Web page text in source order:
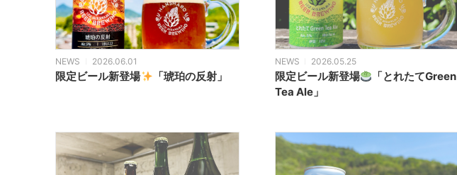
NEWS 2026.06.01
限定ビール新登場 「琥珀の反射」
NEWS 2026.05.25
限定ビール新登場
「とれたてGreen
Tea Ale」